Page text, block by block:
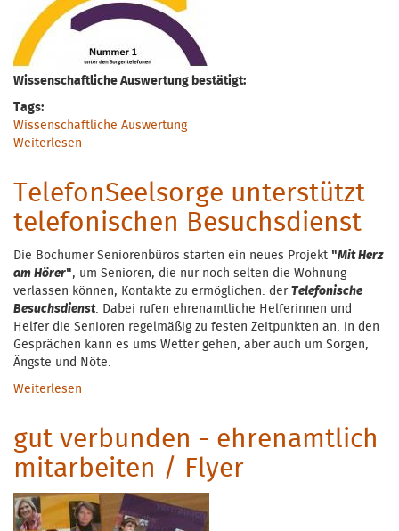
Wissenschaftliche Auswertung bestätigt:
Tags:
Wissenschaftliche Auswertung
Weiterlesen
TelefonSeelsorge unterstützt
telefonischen Besuchsdienst
Die Bochumer Seniorenbüros starten ein neues Projekt "Mit Herz
am Hörer", um Senioren, die nur noch selten die Wohnung
verlassen können, Kontakte zu ermöglichen: der Telefonische
Besuchsdienst. Dabei rufen ehrenamtliche Helferinnen und
Helfer die Senioren regelmäßig zu festen Zeitpunkten an. in den
Gesprächen kann es ums Wetter gehen, aber auch um Sorgen,
Ängste und Nöte.
Weiterlesen
gut verbunden - ehrenamtlich
mitarbeiten / Flyer